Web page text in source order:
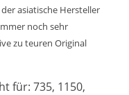
asiatische Hersteller
noch sehr
zu teuren Original
für: 735, 1150,